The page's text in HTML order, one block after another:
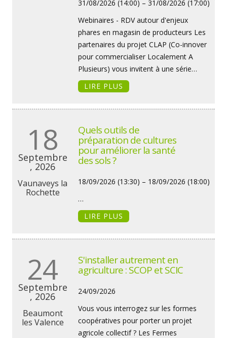
31/08/2026 (14:00) – 31/08/2026 (17:00)
Webinaires - RDV autour d'enjeux
phares en magasin de producteurs Les
partenaires du projet CLAP (Co-innover
pour commercialiser Localement A
Plusieurs) vous invitent à une série…
LIRE PLUS
18
Septembre
, 2026
Vaunaveys la
Rochette
Quels outils de
préparation de cultures
pour améliorer la santé
des sols ?
18/09/2026 (13:30) – 18/09/2026 (18:00)
…
LIRE PLUS
24
Septembre
, 2026
Beaumont
les Valence
S'installer autrement en
agriculture : SCOP et SCIC
24/09/2026
Vous vous interrogez sur les formes
coopératives pour porter un projet
agricole collectif ? Les Fermes